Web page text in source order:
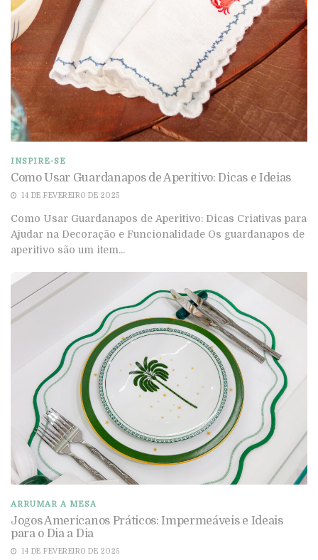
INSPIRE-SE
Como Usar Guardanapos de Aperitivo: Dicas e Ideias
14 DE FEVEREIRO DE 2025
Como Usar Guardanapos de Aperitivo: Dicas Criativas para
Ajudar na Decoração e Funcionalidade Os guardanapos de
aperitivo são um item...
ARRUMAR A MESA
Jogos Americanos Práticos: Impermeáveis e Ideais
para o Dia a Dia
14 DE FEVEREIRO DE 2025